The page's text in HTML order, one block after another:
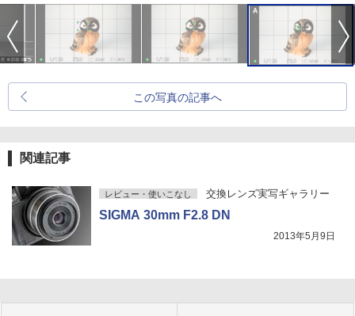
この写真の記事へ
関連記事
レビュー・使いこなし 交換レンズ実写ギャラリー
SIGMA 30mm F2.8 DN
2013年5月9日